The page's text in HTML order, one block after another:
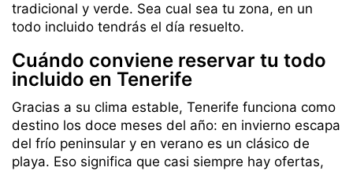
tradicional y verde. Sea cual sea tu zona, en un
todo incluido tendrás el día resuelto.
Cuándo conviene reservar tu todo
incluido en Tenerife
Gracias a su clima estable, Tenerife funciona como
destino los doce meses del año: en invierno escapa
del frío peninsular y en verano es un clásico de
playa. Eso significa que casi siempre hay ofertas,